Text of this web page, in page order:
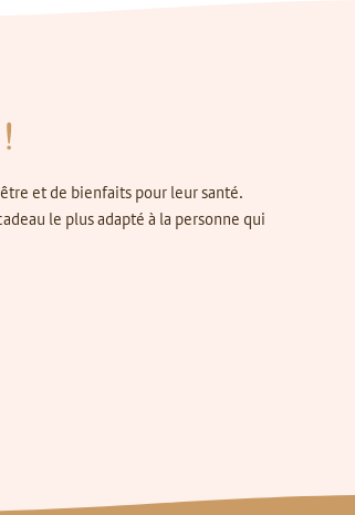
et de bienfaits pour leur santé.
le plus adapté à la personne qui